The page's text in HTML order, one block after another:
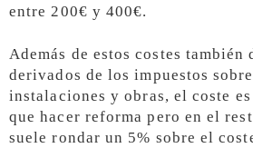
entre 200€ y 400€.
Además de estos costes
derivados de los impuestos
instalaciones y obras, el coste
que hacer reforma pero en el
suele rondar un 5% sobre el